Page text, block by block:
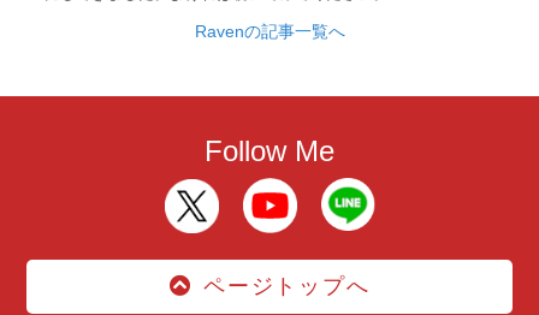
Ravenの記事一覧へ
Follow Me
ページトップへ